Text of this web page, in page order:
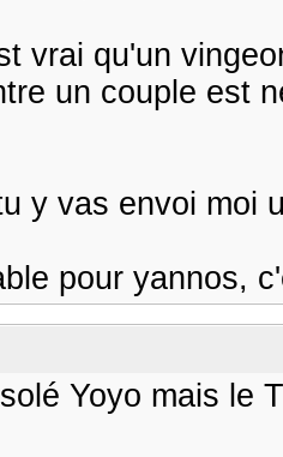
vrai qu'un
un couple est
y vas envoi moi
pour yannos,
Yoyo mais le